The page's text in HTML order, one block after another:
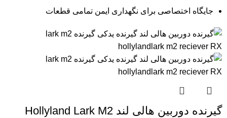
جایگاه اختصاصی برای نگهداری ایمن تمامی قطعات
گیرنده دوربین هالی لند Hollyland Lark M2